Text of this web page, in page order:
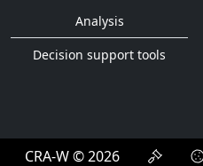
Analysis
Decision support tools
CRA-W © 2026